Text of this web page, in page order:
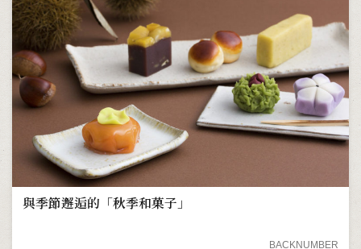
與季節邂逅的「秋季和菓子」
BACKNUMBER